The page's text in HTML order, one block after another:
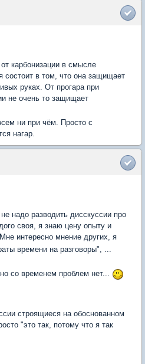
карбонизации в смысле
состоит в том, что она защищает
руках. От прогара при
не очень то защищает
ни при чём. Просто с
нагар.
надо разводить дисскуссии про
своя, я знаю цену опыту и
Мне интересно мнение других, я
времени на разговоры", ...
со временем проблем нет...
строящиеся на обоснованном
"это так, потому что я так